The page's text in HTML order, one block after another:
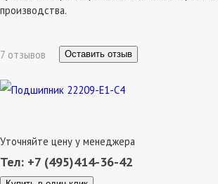
производства.
7 отзывов Оставить отзыв
Уточняйте цену у менеджера
Тел: +7 (495)414-36-42